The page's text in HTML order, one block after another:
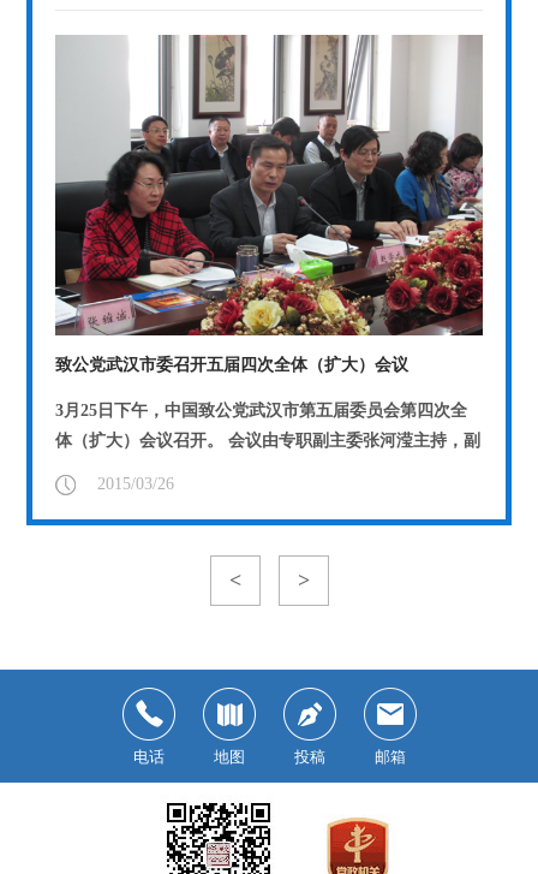
致公党武汉市委召开五届四次全体（扩大）会议
3月25日下午，中国致公党武汉市第五届委员会第四次全
体（扩大）会议召开。 会议由专职副主委张河滢主持，副
2015/03/26
< >
电话 地图 投稿 邮箱